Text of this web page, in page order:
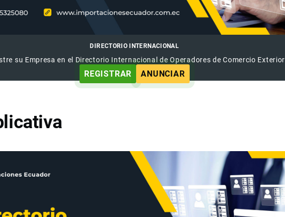
DIRECTORIO INTERNACIONAL
su Empresa en el Directorio Internacional de Operadores de Comercio Exterior
REGISTRAR ANUNCIAR